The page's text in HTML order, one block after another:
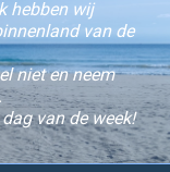
hebben wij
van de
niet en neem
van de week!